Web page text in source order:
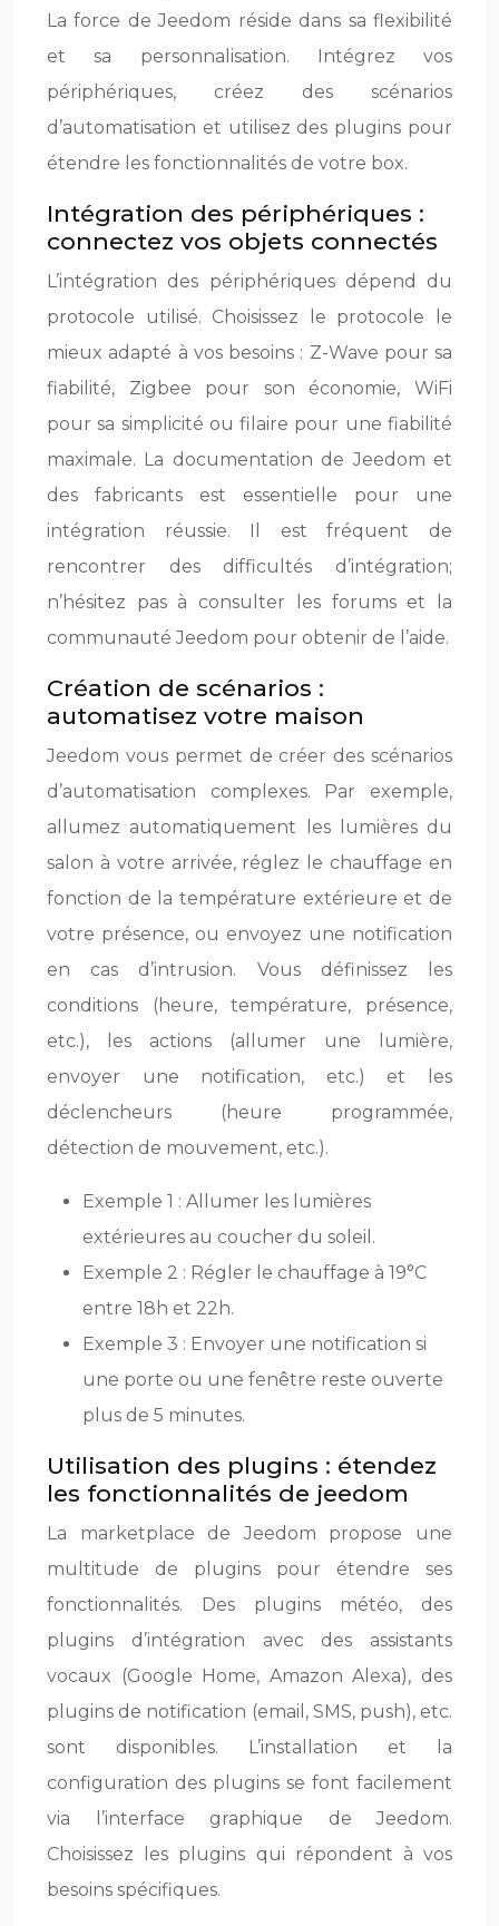
La force de Jeedom réside dans sa flexibilité
et sa personnalisation. Intégrez vos
périphériques, créez des scénarios
d’automatisation et utilisez des plugins pour
étendre les fonctionnalités de votre box.
Intégration des périphériques :
connectez vos objets connectés
L’intégration des périphériques dépend du
protocole utilisé. Choisissez le protocole le
mieux adapté à vos besoins : Z-Wave pour sa
fiabilité, Zigbee pour son économie, WiFi
pour sa simplicité ou filaire pour une fiabilité
maximale. La documentation de Jeedom et
des fabricants est essentielle pour une
intégration réussie. Il est fréquent de
rencontrer des difficultés d’intégration;
n’hésitez pas à consulter les forums et la
communauté Jeedom pour obtenir de l’aide.
Création de scénarios :
automatisez votre maison
Jeedom vous permet de créer des scénarios
d’automatisation complexes. Par exemple,
allumez automatiquement les lumières du
salon à votre arrivée, réglez le chauffage en
fonction de la température extérieure et de
votre présence, ou envoyez une notification
en cas d’intrusion. Vous définissez les
conditions (heure, température, présence,
etc.), les actions (allumer une lumière,
envoyer une notification, etc.) et les
déclencheurs (heure programmée,
détection de mouvement, etc.).
Exemple 1 : Allumer les lumières
extérieures au coucher du soleil.
Exemple 2 : Régler le chauffage à 19°C
entre 18h et 22h.
Exemple 3 : Envoyer une notification si
une porte ou une fenêtre reste ouverte
plus de 5 minutes.
Utilisation des plugins : étendez
les fonctionnalités de jeedom
La marketplace de Jeedom propose une
multitude de plugins pour étendre ses
fonctionnalités. Des plugins météo, des
plugins d’intégration avec des assistants
vocaux (Google Home, Amazon Alexa), des
plugins de notification (email, SMS, push), etc.
sont disponibles. L’installation et la
configuration des plugins se font facilement
via l’interface graphique de Jeedom.
Choisissez les plugins qui répondent à vos
besoins spécifiques.